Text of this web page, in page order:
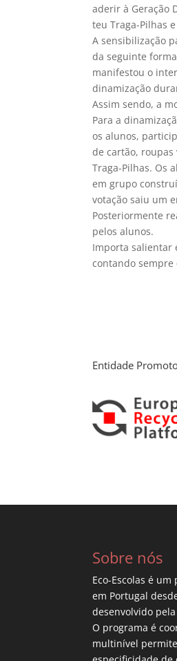
aderir à Geração
teu Traga-Pilhas
A sensibilização
da seguinte
manifestou o
dinamização
Assim sendo, a
Para a
os alunos,
de cartão,
Traga-Pilhas. Os
em grupo
votação saiu um
Posteriormente
pelos alunos.
Importa salientar
contando sempre
Entidade
Sobre nós
Eco-Escolas é
em Portugal
desenvolvido
O programa é
multinível